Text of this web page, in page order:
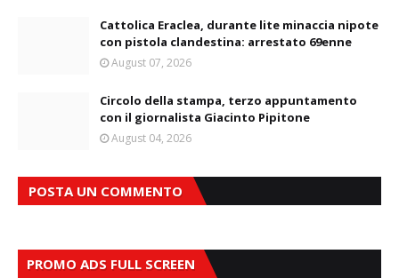
Cattolica Eraclea, durante lite minaccia nipote
con pistola clandestina: arrestato 69enne
August 07, 2026
Circolo della stampa, terzo appuntamento
con il giornalista Giacinto Pipitone
August 04, 2026
POSTA UN COMMENTO
PROMO ADS FULL SCREEN